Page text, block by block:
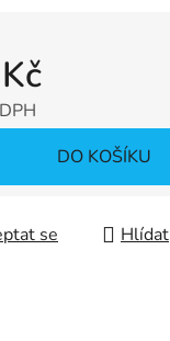
DO KOŠÍKU
se Hlídat